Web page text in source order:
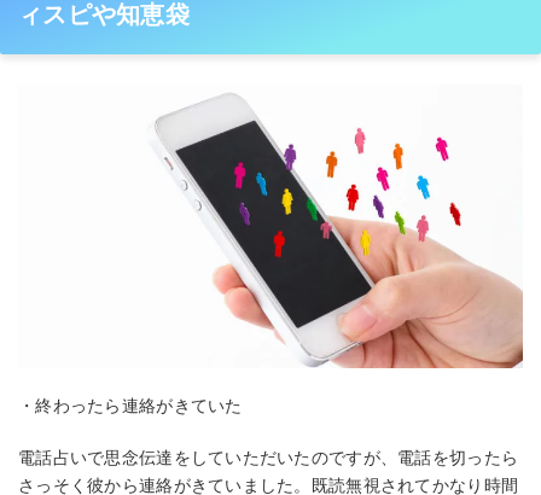
ィスピや知恵袋
・終わったら連絡がきていた
電話占いで思念伝達をしていただいたのですが、電話を切ったら
さっそく彼から連絡がきていました。既読無視されてかなり時間